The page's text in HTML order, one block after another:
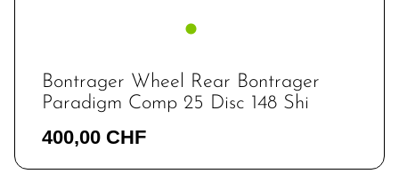
Bontrager Wheel Rear Bontrager
Paradigm Comp 25 Disc 148 Shi
400,00 CHF